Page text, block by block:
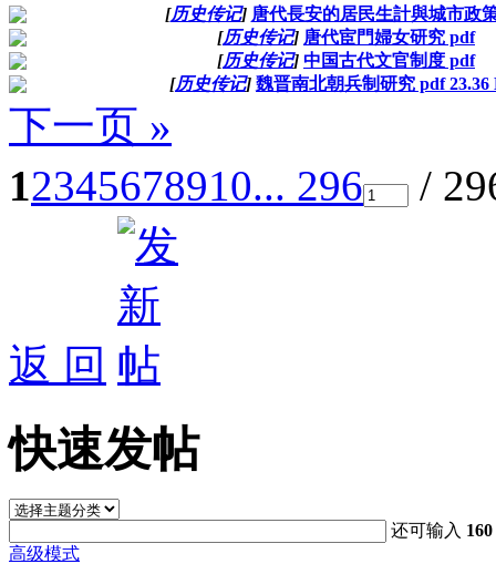
[历史传记] 唐代長安的居民生計與城市政
[历史传记] 唐代宦門婦女研究 pdf
[历史传记] 中国古代文官制度 pdf
[历史传记] 魏晋南北朝兵制研究 pdf 23.36
下一页 »
12345678910... 296 /
返 回
快速发帖
还可输入 160
高级模式